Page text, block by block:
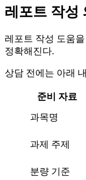
레포트 작성
레포트 작성 도움
정확해진다.
상담 전에는 아래
준비 자료
과목명
과제 주제
분량 기준